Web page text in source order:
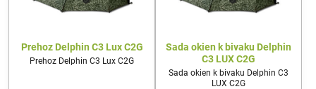
Prehoz Delphin C3 Lux C2G
Prehoz Delphin C3 Lux C2G
Sada okien k bivaku Delphin
C3 LUX C2G
Sada okien k bivaku Delphin C3
LUX C2G